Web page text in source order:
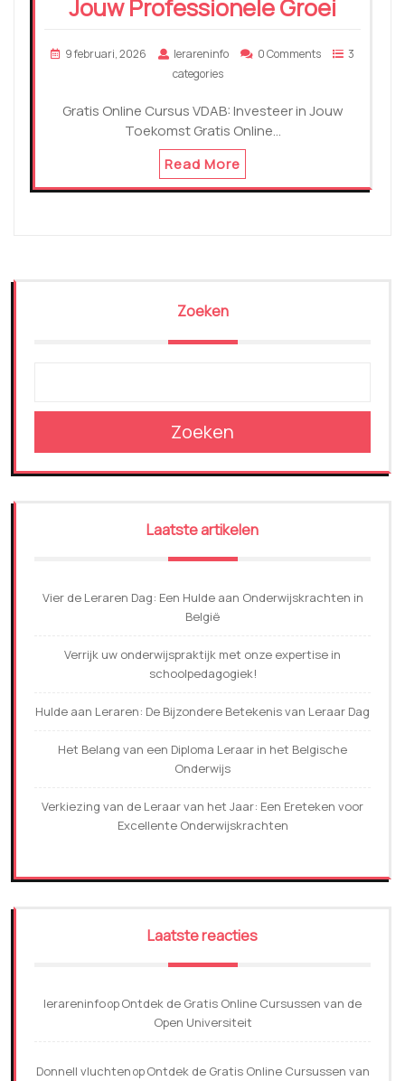
Jouw Professionele Groei
9 februari, 2026 lerareninfo 0 Comments
3
categories
Gratis Online Cursus VDAB: Investeer in Jouw
Toekomst Gratis Online…
Read More
Zoeken
Zoeken
Laatste artikelen
Vier de Leraren Dag: Een Hulde aan Onderwijskrachten in
België
Verrijk uw onderwijspraktijk met onze expertise in
schoolpedagogiek!
Hulde aan Leraren: De Bijzondere Betekenis van Leraar Dag
Het Belang van een Diploma Leraar in het Belgische
Onderwijs
Verkiezing van de Leraar van het Jaar: Een Ereteken voor
Excellente Onderwijskrachten
Laatste reacties
lerareninfoopOntdek de Gratis Online Cursussen van de
Open Universiteit
Donnell vluchtenopOntdek de Gratis Online Cursussen van